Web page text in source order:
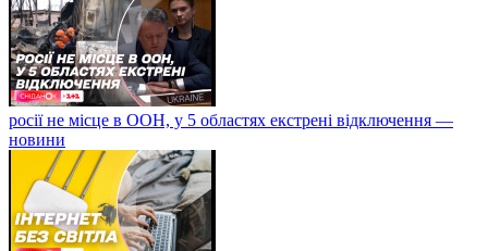
росії не місце в ООН, у 5 областях екстрені відключення —
новини